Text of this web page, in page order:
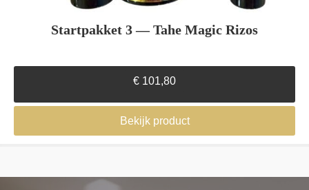
Startpakket 3 — Tahe Magic Rizos
€ 101,80
Bekijk product